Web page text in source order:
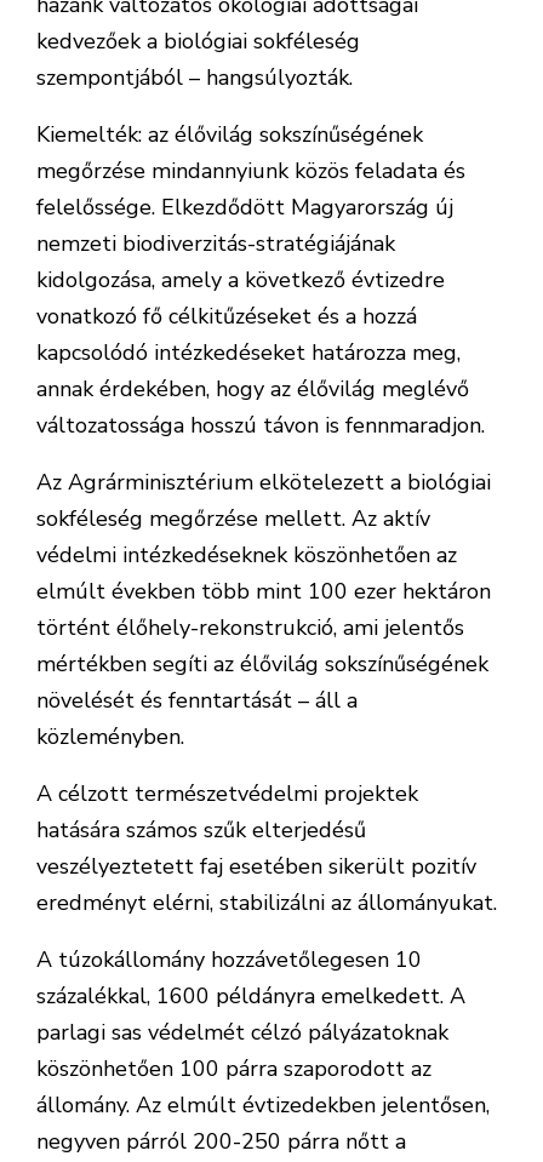
kedvezőek a biológiai sokféleség
szempontjából – hangsúlyozták.
Kiemelték: az élővilág sokszínűségének
megőrzése mindannyiunk közös feladata és
felelőssége. Elkezdődött Magyarország új
nemzeti biodiverzitás-stratégiájának
kidolgozása, amely a következő évtizedre
vonatkozó fő célkitűzéseket és a hozzá
kapcsolódó intézkedéseket határozza meg,
annak érdekében, hogy az élővilág meglévő
változatossága hosszú távon is fennmaradjon.
Az Agrárminisztérium elkötelezett a biológiai
sokféleség megőrzése mellett. Az aktív
védelmi intézkedéseknek köszönhetően az
elmúlt években több mint 100 ezer hektáron
történt élőhely-rekonstrukció, ami jelentős
mértékben segíti az élővilág sokszínűségének
növelését és fenntartását – áll a
közleményben.
A célzott természetvédelmi projektek
hatására számos szűk elterjedésű
veszélyeztetett faj esetében sikerült pozitív
eredményt elérni, stabilizálni az állományukat.
A túzokállomány hozzávetőlegesen 10
százalékkal, 1600 példányra emelkedett. A
parlagi sas védelmét célzó pályázatoknak
köszönhetően 100 párra szaporodott az
állomány. Az elmúlt évtizedekben jelentősen,
negyven párról 200-250 párra nőtt a